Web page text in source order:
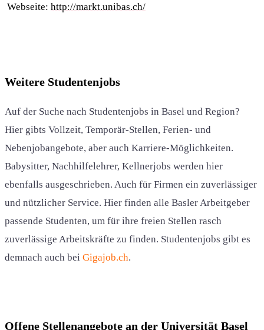
Webseite: http://markt.unibas.ch/
Weitere Studentenjobs
Auf der Suche nach Studentenjobs in Basel und Region?
Hier gibts Vollzeit, Temporär-Stellen, Ferien- und
Nebenjobangebote, aber auch Karriere-Möglichkeiten.
Babysitter, Nachhilfelehrer, Kellnerjobs werden hier
ebenfalls ausgeschrieben. Auch für Firmen ein zuverlässiger
und nützlicher Service. Hier finden alle Basler Arbeitgeber
passende Studenten, um für ihre freien Stellen rasch
zuverlässige Arbeitskräfte zu finden. Studentenjobs gibt es
demnach auch bei Gigajob.ch.
Offene Stellenangebote an der Universität Basel